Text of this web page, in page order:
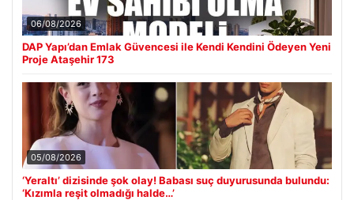
06/08/2026
DAP Yapı’dan Emlak Güvencesi ile Kendi Kendini Ödeyen Yeni
Proje Ataşehir 173
05/08/2026
‘Yeraltı’ dizisinde şok olay! Babası suç duyurusunda bulundu:
‘Kızımla reşit olmadığı halde…’